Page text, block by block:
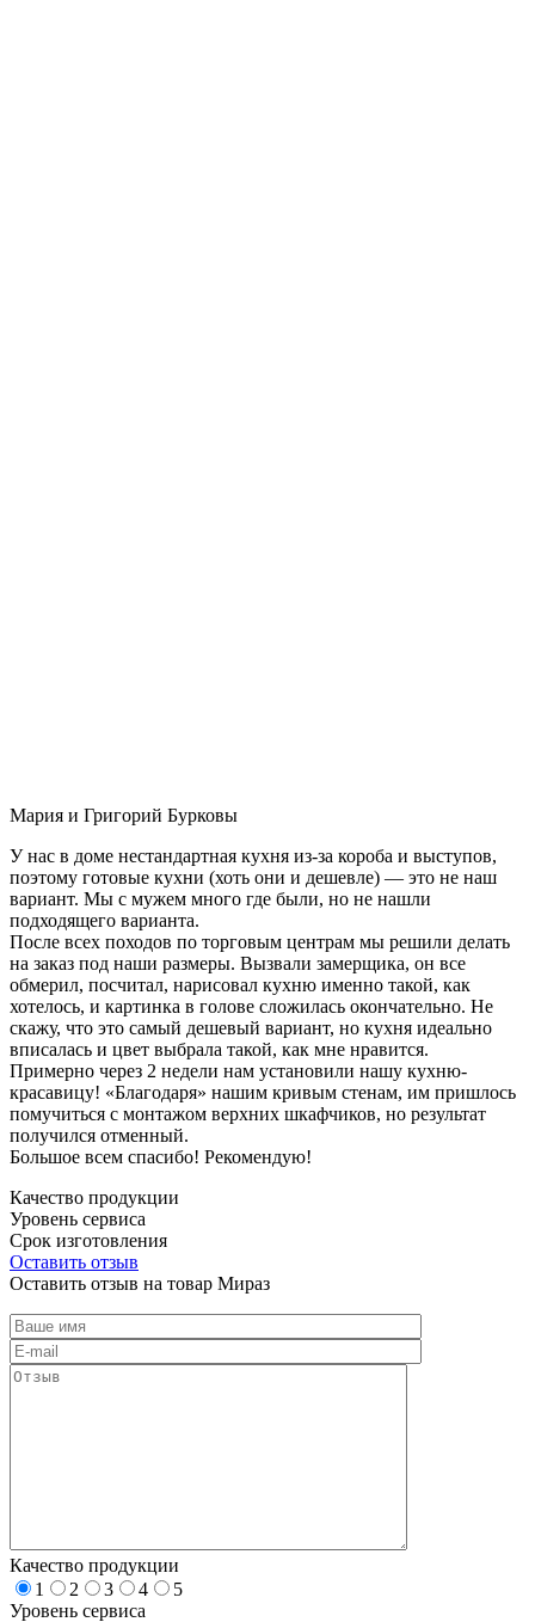
Мария и Григорий Бурковы
У нас в доме нестандартная кухня из-за короба и выступов,
поэтому готовые кухни (хоть они и дешевле) — это не наш
вариант. Мы с мужем много где были, но не нашли
подходящего варианта.
После всех походов по торговым центрам мы решили делать
на заказ под наши размеры. Вызвали замерщика, он все
обмерил, посчитал, нарисовал кухню именно такой, как
хотелось, и картинка в голове сложилась окончательно. Не
скажу, что это самый дешевый вариант, но кухня идеально
вписалась и цвет выбрала такой, как мне нравится.
Примерно через 2 недели нам установили нашу кухню-
красавицу! «Благодаря» нашим кривым стенам, им пришлось
помучиться с монтажом верхних шкафчиков, но результат
получился отменный.
Большое всем спасибо! Рекомендую!
Качество продукции
Уровень сервиса
Срок изготовления
Оставить отзыв
Оставить отзыв на товар Мираз
Качество продукции
1
2 3 4
5
Уровень сервиса